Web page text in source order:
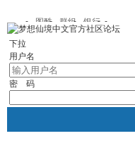
图酷 群组 银行
下拉
用户名
密 码